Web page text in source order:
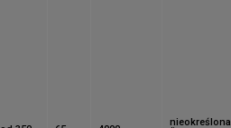
nieokreślona